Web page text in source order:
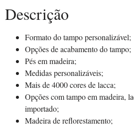
Descrição
Formato do tampo personalizável;
Opções de acabamento do tampo;
Pés em madeira;
Medidas personalizáveis;
Mais de 4000 cores de lacca;
Opções com tampo em madeira,
importado;
Madeira de reflorestamento;